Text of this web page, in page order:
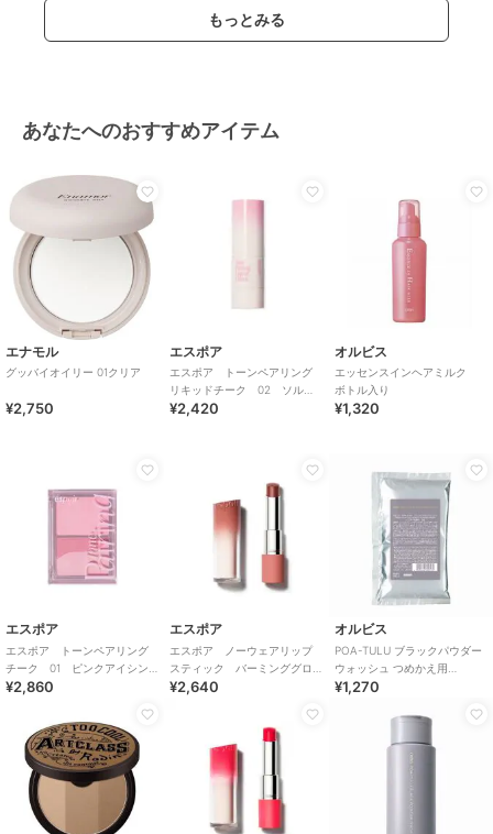
もっとみる
あなたへのおすすめアイテム
エナモル
グッバイオイリー 01クリア
¥2,750
エスポア
エスポア トーンペアリング
リキッドチーク 02 ソルテ
ィピンク
¥2,420
オルビス
エッセンスインヘアミルク
ボトル入り
¥1,320
エスポア
エスポア トーンペアリング
チーク 01 ピンクアイシン
グ
¥2,860
エスポア
エスポア ノーウェアリップ
スティック バーミンググロ
ー ０７ アッシュメープル
¥2,640
オルビス
POA-TULU ブラックパウダー
ウォッシュ つめかえ用
50g（酵素洗顔料）
¥1,270